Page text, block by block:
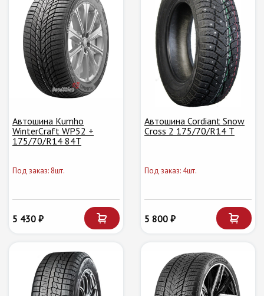
Автошина Kumho
WinterCraft WP52 +
175/70/R14 84T
Под заказ: 8шт.
5 430 ₽
Автошина Cordiant Snow
Cross 2 175/70/R14 T
Под заказ: 4шт.
5 800 ₽